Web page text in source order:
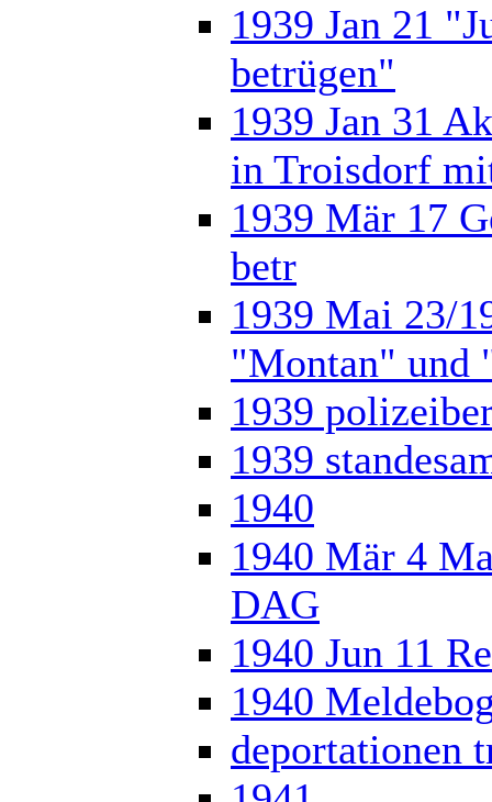
1939 Jan 21
betrügen"
1939 Jan 31
in Troisdorf
1939 Mär 17
betr
1939 Mai 23/
"Montan" und
1939
1939
1940
1940 Mär 4
DAG
1940 Jun 11
1940
deportationen